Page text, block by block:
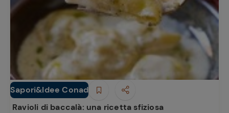
Sapori&Idee Conad
Primi piatti
Ravioli di baccalà: una ricetta sfiziosa
Ricette
preferite